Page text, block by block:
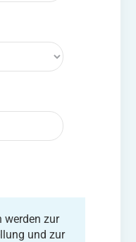
werden zur
und zur